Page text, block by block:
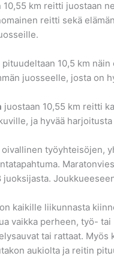
10,55 km reitti juostaan
reitti sekä
pituudeltaan 10,5 km
juosseelle, josta on
juostaan 10,55 km reitti
ja hyvää
oivallinen työyhteisöjen,
on kaikille liikunnasta
vaikka perheen, työ-
tai rattaat.
aukiolta ja reitin